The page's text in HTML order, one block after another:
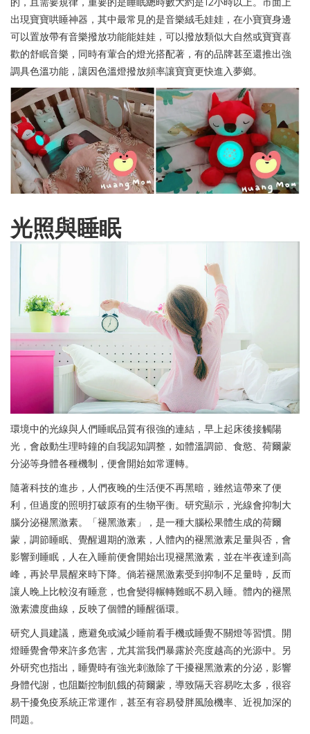
的，且需要規律，重要的是睡眠總時數大約是
小時以上。市面上
出現寶寶哄睡神器，其中最常見的是音樂絨毛娃娃，在小寶寶身邊
可以置放帶有音樂撥放功能能娃娃，可以撥放類似大自然或寶寶喜
歡的舒眠音樂，同時有葷合的燈光搭配著，有的品牌甚至還推出強
調具色溫功能，讓因色溫燈撥放頻率讓寶寶更快進入夢鄉。
光照與睡眠
環境中的光線與人們睡眠品質有很強的連結，早上起床後接觸陽
光，會啟動生理時鐘的自我認知調整，如體溫調節、食慾、荷爾蒙
分泌等身體各種機制，便會開始如常運轉。
隨著科技的進步，人們夜晚的生活便不再黑暗，雖然這帶來了便
利，但過度的照明打破原有的生物平衡。研究顯示，光線會抑制大
腦分泌褪黑激素。「褪黑激素」，是一種大腦松果體生成的荷爾
蒙，調節睡眠、覺醒週期的激素，人體內的褪黑激素足量與否，會
影響到睡眠，人在入睡前便會開始出現褪黑激素，並在半夜達到高
峰，再於早晨醒來時下降。倘若褪黑激素受到抑制不足量時，反而
讓人晚上比較沒有睡意，也會變得輾轉難眠不易入睡。體內的褪黑
激素濃度曲線，反映了個體的睡醒循環。
研究人員建議，應避免或減少睡前看手機或睡覺不關燈等習慣。開
燈睡覺會帶來許多危害，尤其當我們暴露於亮度越高的光源中。另
外研究也指出，睡覺時有強光刺激除了干擾褪黑激素的分泌，影響
身體代謝，也阻斷控制飢餓的荷爾蒙，導致隔天容易吃太多，很容
易干擾免疫系統正常運作，甚至有容易發胖風險機率、近視加深的
問題。